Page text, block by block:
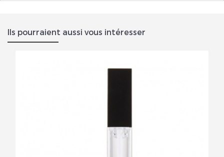
Ils pourraient aussi vous intéresser